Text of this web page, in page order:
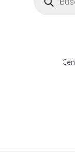
productos